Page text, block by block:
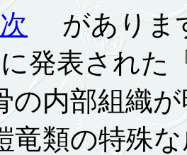
がありま
発表された
内部組織
類の特殊